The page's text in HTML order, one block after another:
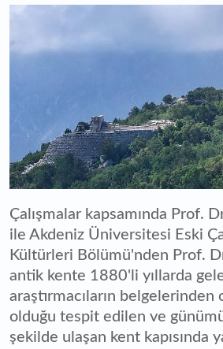
Çalışmalar kapsamında Prof.
ile Akdeniz Üniversitesi Eski
Kültürleri Bölümü'nden Prof.
antik kente 1880'li yıllarda
araştırmacıların belgelerinden
olduğu tespit edilen ve
şekilde ulaşan kent kapısında